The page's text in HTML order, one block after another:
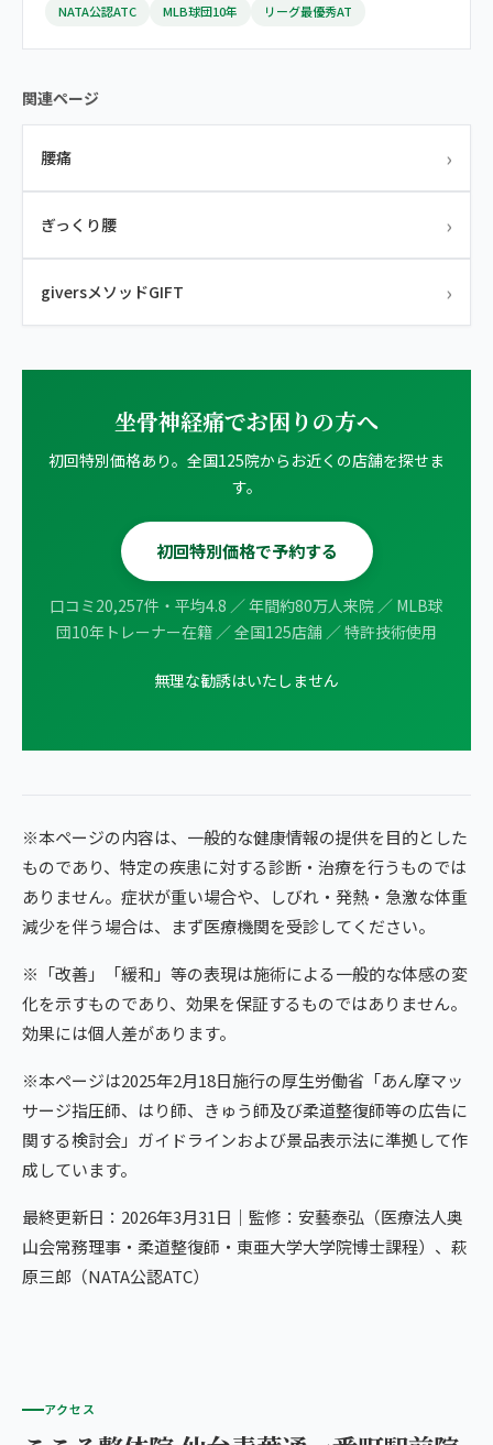
NATA公認ATC MLB球団10年 リーグ最優秀AT
関連ページ
腰痛 ›
ぎっくり腰 ›
giversメソッドGIFT ›
坐骨神経痛でお困りの方へ
初回特別価格あり。全国125院からお近くの店舗を探せま
す。
初回特別価格で予約する
口コミ20,257件・平均4.8 ／ 年間約80万人来院 ／ MLB球
団10年トレーナー在籍 ／ 全国125店舗 ／ 特許技術使用
無理な勧誘はいたしません
※本ページの内容は、一般的な健康情報の提供を目的とした
ものであり、特定の疾患に対する診断・治療を行うものでは
ありません。症状が重い場合や、しびれ・発熱・急激な体重
減少を伴う場合は、まず医療機関を受診してください。
※「改善」「緩和」等の表現は施術による一般的な体感の変
化を示すものであり、効果を保証するものではありません。
効果には個人差があります。
※本ページは2025年2月18日施行の厚生労働省「あん摩マッ
サージ指圧師、はり師、きゅう師及び柔道整復師等の広告に
関する検討会」ガイドラインおよび景品表示法に準拠して作
成しています。
最終更新日：2026年3月31日｜監修：安藝泰弘（医療法人奥
山会常務理事・柔道整復師・東亜大学大学院博士課程）、萩
原三郎（NATA公認ATC）
アクセス